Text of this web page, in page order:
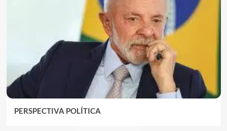
PERSPECTIVA POLÍTICA